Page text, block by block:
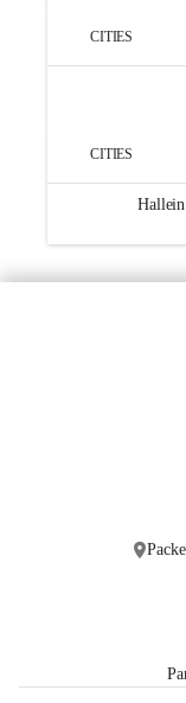
CITIES
CITIES